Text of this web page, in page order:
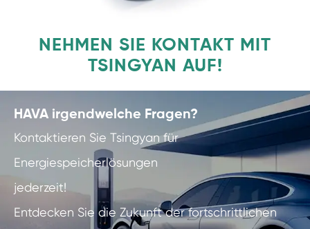
NEHMEN SIE KONTAKT MIT
TSINGYAN AUF!
HAVA irgendwelche Fragen?
Kontaktieren Sie Tsingyan für
Energiespeicherlösungen
jederzeit!
Entdecken Sie die Zukunft der fortschrittlichen